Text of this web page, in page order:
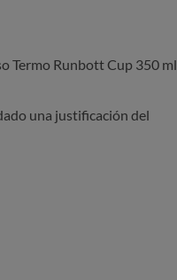
Termo Runbott Cup 350 ml
una justificación del